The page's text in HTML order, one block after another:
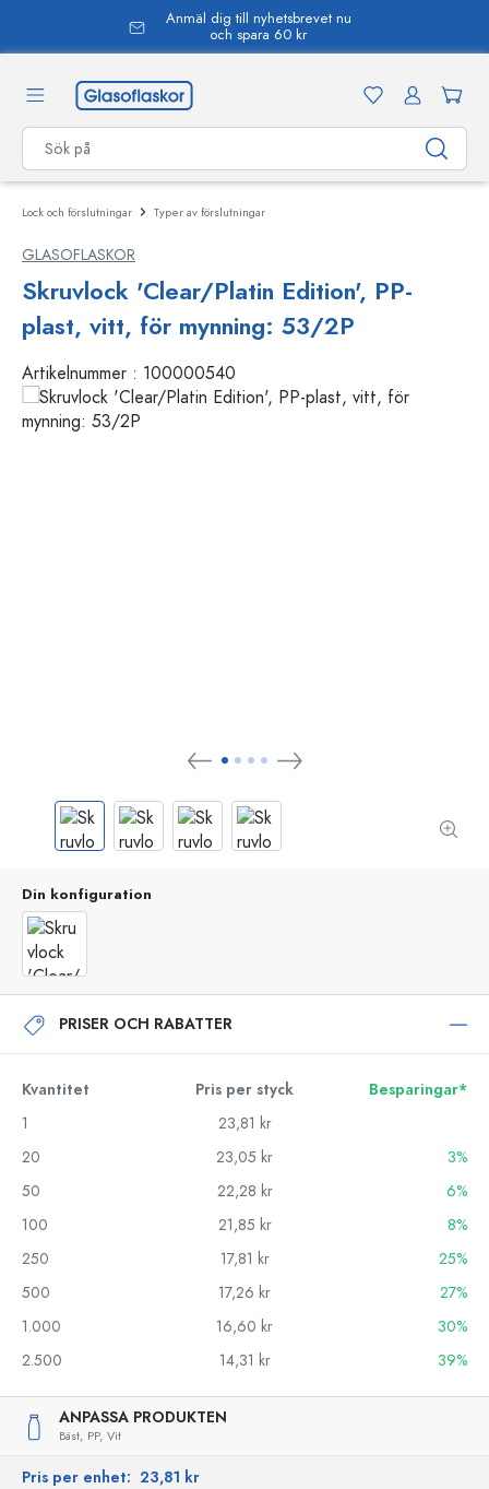
Anmäl dig till nyhetsbrevet nu
och spara 60 kr
Lock och förslutningar Typer av förslutningar
GLASOFLASKOR
Skruvlock 'Clear/Platin Edition', PP-
plast, vitt, för mynning: 53/2P
Artikelnummer : 100000540
Din konfiguration
PRISER OCH RABATTER
Kvantitet Pris per styck
Besparingar*
1
23,81 kr
20
23,05 kr
3%
50
22,28 kr
6%
100
21,85 kr
8%
250
17,81 kr
25%
500
17,26 kr
27%
1.000
16,60 kr
30%
2.500
14,31 kr 39%
ANPASSA PRODUKTEN
Bäst, PP, Vit
Pris per enhet: 23,81 kr